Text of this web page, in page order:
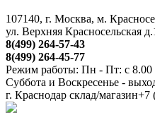
107140, г. Москва, м.
ул. Верхняя Красносельская
8(499) 264-57-43
8(499) 264-45-77
Режим работы: Пн - Пт: с 8.00
Суббота и Воскресенье -
г. Краснодар склад/магазин+7